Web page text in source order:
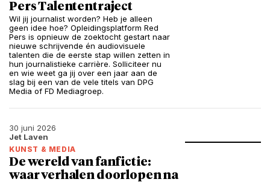
Pers Talententraject
Wil jij journalist worden? Heb je alleen
geen idee hoe? Opleidingsplatform Red
Pers is opnieuw de zoektocht gestart naar
nieuwe schrijvende én audiovisuele
talenten die de eerste stap willen zetten in
hun journalistieke carrière. Solliciteer nu
en wie weet ga jij over een jaar aan de
slag bij een van de vele titels van DPG
Media of FD Mediagroep.
30 juni 2026
Jet Laven
KUNST & MEDIA
De wereld van fanfictie:
waar verhalen doorlopen na